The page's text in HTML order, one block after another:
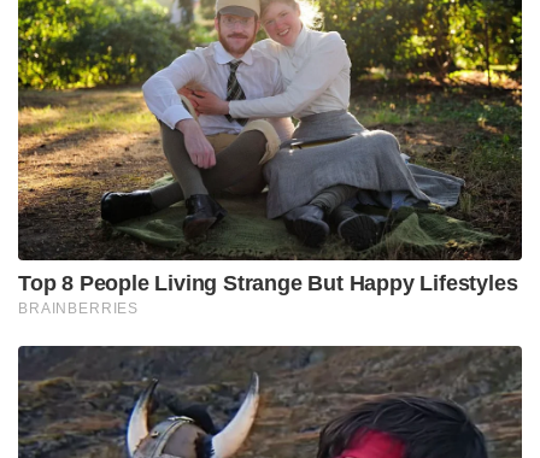
Top 8 People Living Strange But Happy Lifestyles
BRAINBERRIES